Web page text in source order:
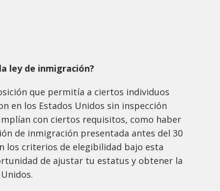
ley de inmigración?
que permitía a ciertos individuos
en los Estados Unidos sin inspección
con ciertos requisitos, como haber
de inmigración presentada antes del 30
los criterios de elegibilidad bajo esta
de ajustar tu estatus y obtener la